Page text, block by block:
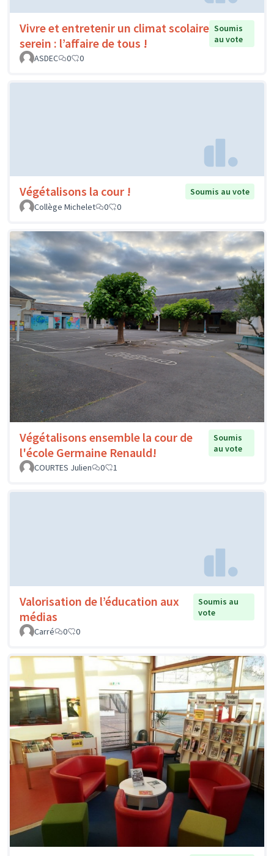
Vivre et entretenir un climat scolaire
serein : l’affaire de tous !
Soumis
au vote
ASDEC
0 0
Végétalisons la cour !
Soumis au vote
Collège Michelet
0 0
Végétalisons ensemble la cour de
l'école Germaine Renauld!
Soumis
au vote
COURTES Julien
0 1
Valorisation de l’éducation aux
médias
Soumis au
vote
Carré
0 0